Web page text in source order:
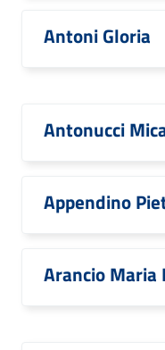
Antoni Gloria
Antonucci
Appendino
Arancio Maria